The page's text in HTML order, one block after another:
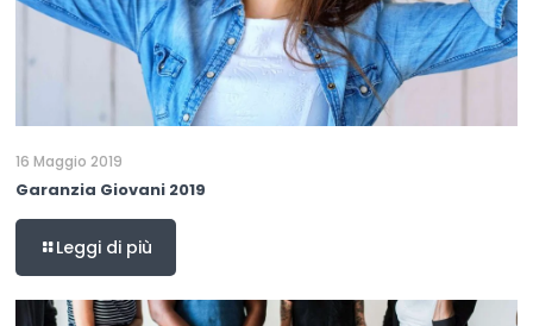
16 Maggio 2019
Garanzia Giovani 2019
Leggi di più